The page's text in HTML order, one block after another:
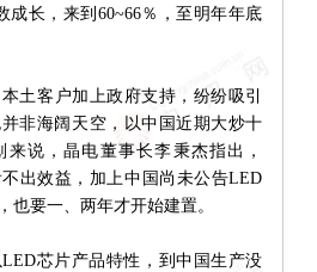
成长，来到60~66％，至明年年底
土客户加上政府支持，纷纷吸引
非海阔天空，以中国近期大炒十
说，晶电董事长李秉杰指出，
不出效益，加上中国尚未公告LED
也要一、两年才开始建置。
芯片产品特性，到中国生产没